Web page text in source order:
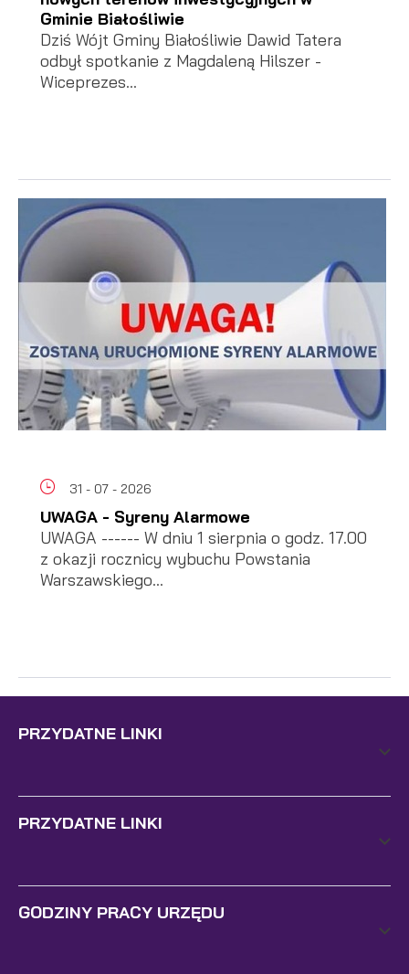
Gminie Białośliwie
Dziś Wójt Gminy Białośliwie Dawid Tatera
odbył spotkanie z Magdaleną Hilszer -
Wiceprezes...
31 - 07 - 2026
UWAGA - Syreny Alarmowe
UWAGA ------ W dniu 1 sierpnia o godz. 17.00
z okazji rocznicy wybuchu Powstania
Warszawskiego...
PRZYDATNE LINKI
PRZYDATNE LINKI
GODZINY PRACY URZĘDU